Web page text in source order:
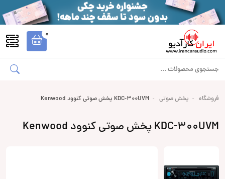
0
فروشگاه پخش صوتی KDC-300UVM پخش صوتی کنوود Kenwood
KDC-300UVM پخش صوتی کنوود Kenwood